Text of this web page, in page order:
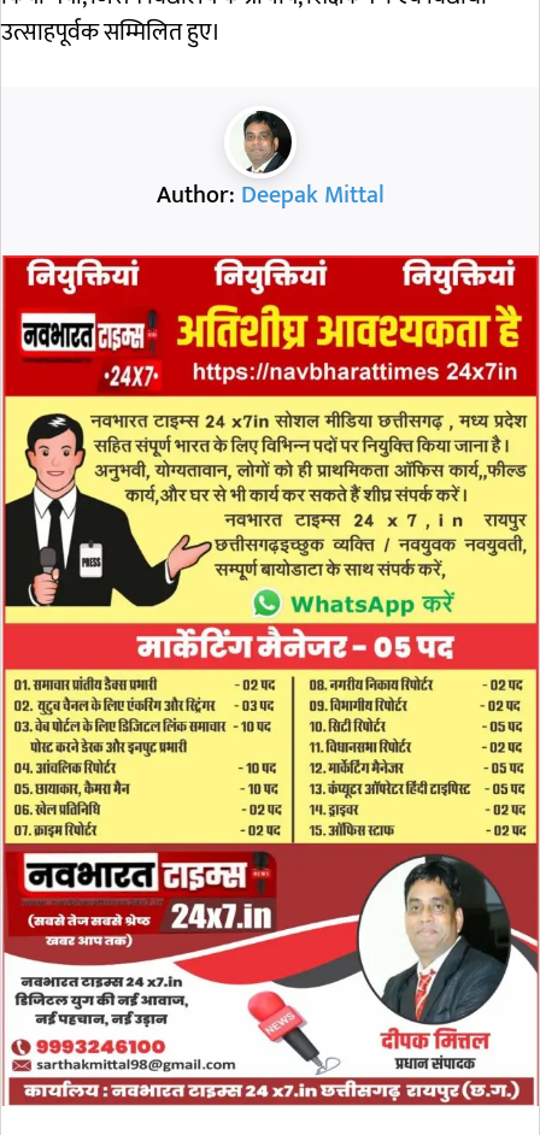
उत्साहपूर्वक सम्मिलित हुए।
Author: Deepak Mittal